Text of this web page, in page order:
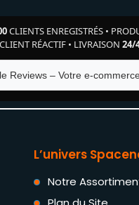
CLIENTS ENREGISTRÉS•
RÉACTIF • LIVRAISON 24/
Reviews – Votre e-
L’univers
Notre